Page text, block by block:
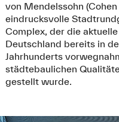
von Mendelssohn
eindrucksvolle
Complex, der die
Deutschland bereits in
Jahrhunderts
städtebaulichen
gestellt wurde.